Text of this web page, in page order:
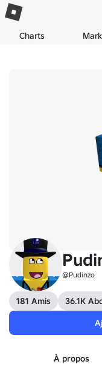
Charts
@Pudinzo
181 Amis 36.1K
À propos